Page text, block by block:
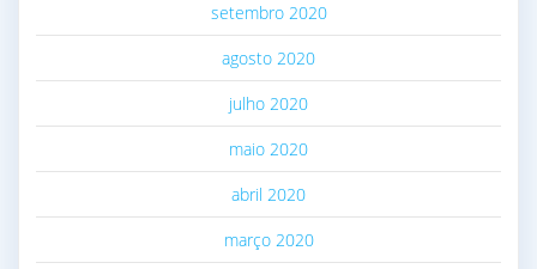
setembro 2020
agosto 2020
julho 2020
maio 2020
abril 2020
março 2020